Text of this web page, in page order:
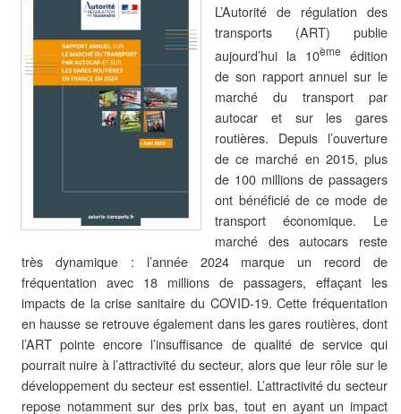
L’Autorité de régulation des
transports (ART) publie
aujourd’hui la 10ème
édition
de son rapport annuel sur le
marché du transport par
autocar et sur les gares
routières. Depuis l’ouverture
de ce marché en 2015, plus
de 100 millions de passagers
ont bénéficié de ce mode de
transport économique. Le
marché des autocars reste
très dynamique : l’année 2024 marque un record de
fréquentation avec 18 millions de passagers, effaçant les
impacts de la crise sanitaire du COVID-19. Cette fréquentation
en hausse se retrouve également dans les gares routières, dont
l’ART pointe encore l’insuffisance de qualité de service qui
pourrait nuire à l’attractivité du secteur, alors que leur rôle sur le
développement du secteur est essentiel. L’attractivité du secteur
repose notamment sur des prix bas, tout en ayant un impact